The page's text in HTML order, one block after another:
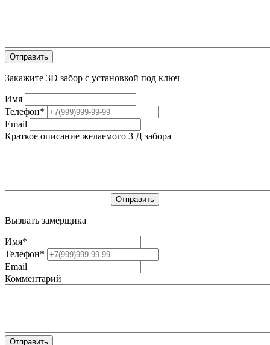
Закажите 3D забор с установкой под ключ
Имя
Телефон*
Email
Краткое описание желаемого 3 Д забора
Вызвать замерщика
Имя*
Телефон*
Email
Комментарий